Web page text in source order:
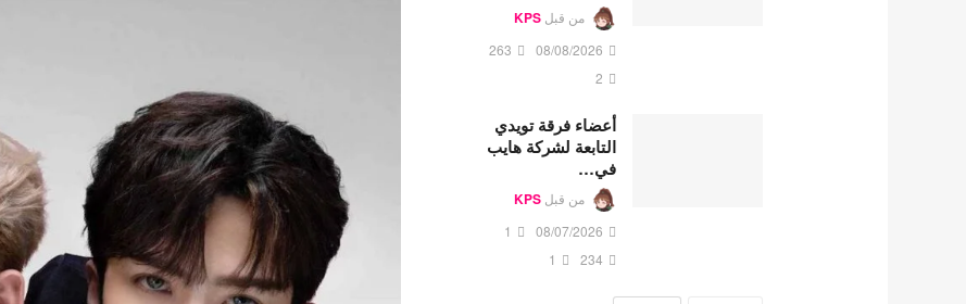
من قبل KPS
08/08/2026
263
2
أعضاء فرقة تويدي
التابعة لشركة هايب
في…
من قبل KPS
08/07/2026
1
234
1